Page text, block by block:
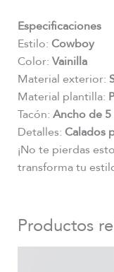
Especificaciones
Estilo: Cowboy
Color: Vainilla
Material exterior:
Material plantilla:
Tacón: Ancho de 5
Detalles: Calados
¡No te pierdas
transforma tu
Productos